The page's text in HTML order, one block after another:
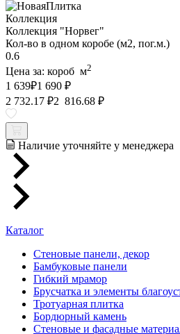
Коллекция
Коллекция "Норвег"
Кол-во в одном коробе (м2, пог.м.)
0.6
Цена за: короб м2
1 639₽1 690 ₽
2 732.17 ₽2 816.68 ₽
Наличие уточняйте у менеджера
Каталог
Стеновые панели, декор
Бамбуковые панели
Гибкий мрамор
Брусчатка и элементы
Тротуарная плитка
Бордюрный камень
Стеновые и фасадные